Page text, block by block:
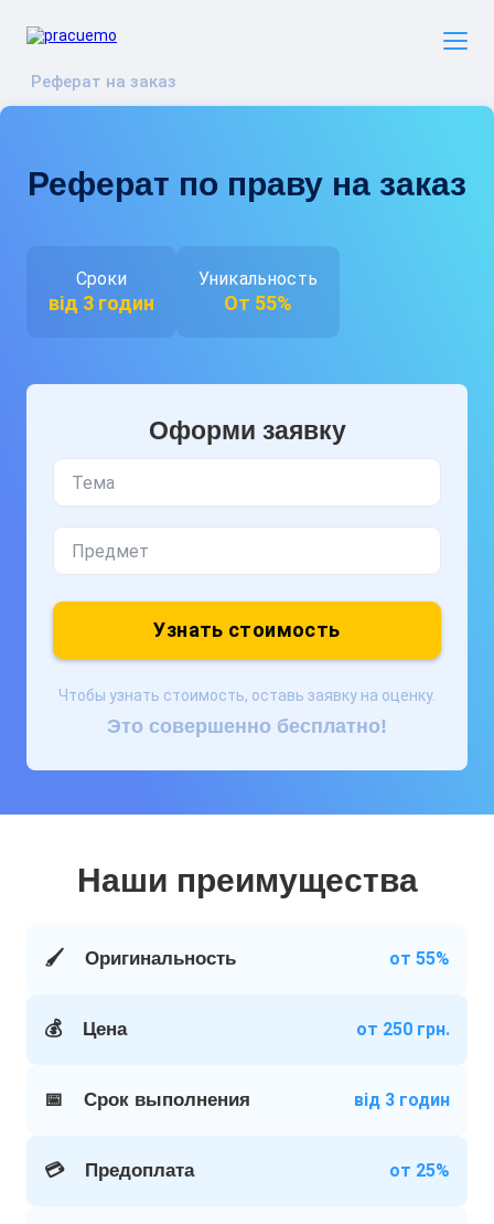
Реферат на заказ
Реферат по праву на заказ
Сроки
від 3 годин
Уникальность
От 55%
Оформи заявку
Узнать стоимость
Чтобы узнать стоимость, оставь заявку на оценку.
Это совершенно бесплатно!
Наши преимущества
🖌️ Оригинальность от 55%
💰 Цена от 250 грн.
📅 Срок выполнения від 3 годин
💳 Предоплата от 25%